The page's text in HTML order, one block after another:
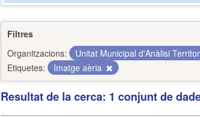
Filtres
Organitzacions:
Unitat Municipal d'Anàlisi
Etiquetes:
Imatge aèria
Resultat de la cerca: 1 conjunt de